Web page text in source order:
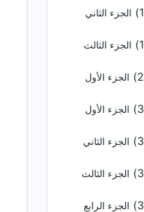
الجزء الثاني
الجزء الثالث
الجزء الأول
الجزء الأول
الجزء الثاني
الجزء الثالث
الجزء الرابع